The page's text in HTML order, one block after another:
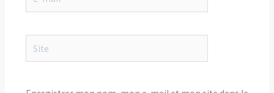
mail*
Site